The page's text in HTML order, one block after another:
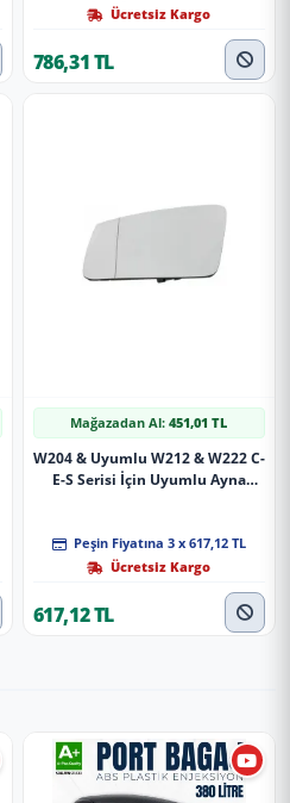
Ücretsiz Kargo
786,31 TL
Mağazadan Al:451,01 TL
W204 & Uyumlu W212 & W222 C-
E-S Serisi İçin Uyumlu Ayna
Peşin Fiyatına 3 x 617,12 TL
Ücretsiz Kargo
617,12 TL